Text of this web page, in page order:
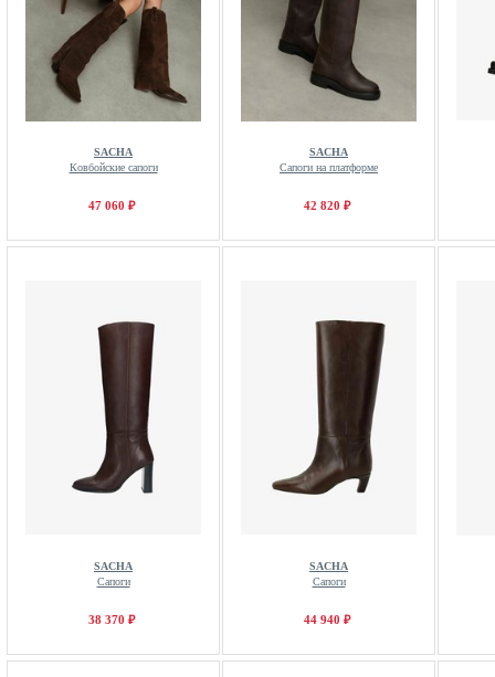
SACHA
Ковбойские сапоги
47 060 ₽
SACHA
Сапоги на платформе
42 820 ₽
SACHA
Сапоги
38 370 ₽
SACHA
Сапоги
44 940 ₽